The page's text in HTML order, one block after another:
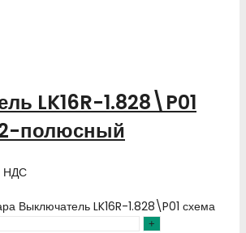
LK16R-1.828\P01
2-полюсный
НДС
Выключатель LK16R-1.828\P01 схема